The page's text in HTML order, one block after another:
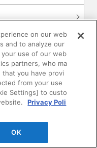
on our web
and to analyze our
use of our web
partners, who ma
you have provi
from your use
Settings] to custo
Privacy Poli
OK